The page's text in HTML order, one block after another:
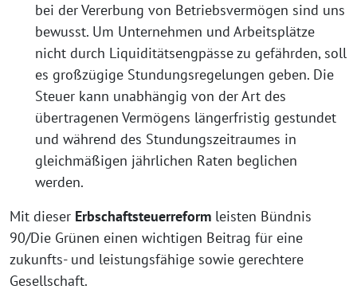
bei der Vererbung von Betriebsvermögen sind uns
bewusst. Um Unternehmen und Arbeitsplätze
nicht durch Liquiditätsengpässe zu gefährden, soll
es großzügige Stundungsregelungen geben. Die
Steuer kann unabhängig von der Art des
übertragenen Vermögens längerfristig gestundet
und während des Stundungszeitraumes in
gleichmäßigen jährlichen Raten beglichen
werden.
Mit dieser Erbschaftsteuerreform leisten Bündnis
90/Die Grünen einen wichtigen Beitrag für eine
zukunfts- und leistungsfähige sowie gerechtere
Gesellschaft.